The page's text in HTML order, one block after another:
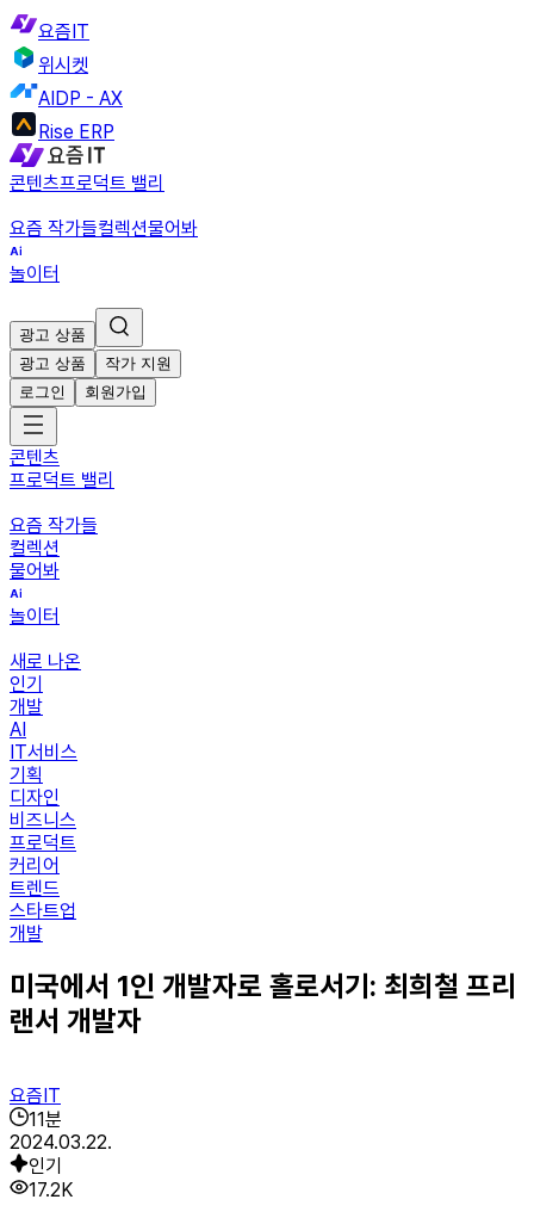
요즘IT
위시켓
AIDP - AX
Rise ERP
콘텐츠프로덕트 밸리
요즘 작가들컬렉션물어봐
놀이터
광고 상품
광고 상품
작가 지원
로그인
회원가입
콘텐츠
프로덕트 밸리
요즘 작가들
컬렉션
물어봐
놀이터
새로 나온
인기
개발
AI
IT서비스
기획
디자인
비즈니스
프로덕트
커리어
트렌드
스타트업
개발
미국에서 1인 개발자로 홀로서기: 최희철 프리
랜서 개발자
요즘IT
11분
2024.03.22.
인기
17.2K